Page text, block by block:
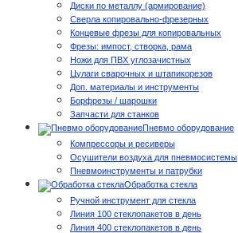
Диски по металлу (армирование)
Сверла копировально-фрезерных
Концевые фрезы для копировальных
Фрезы: импост, створка, рама
Ножи для ПВХ углозачистных
Цулаги сварочных и штапикорезов
Доп. материалы и инструменты
Борфрезы / шарошки
Запчасти для станков
Пневмо оборудование
Компрессоры и ресиверы
Осушители воздуха для пневмосистемы
Пневмоинструменты и патрубки
Обработка стекла
Ручной инструмент для стекла
Линия 100 стеклопакетов в день
Линия 400 стеклопакетов в день